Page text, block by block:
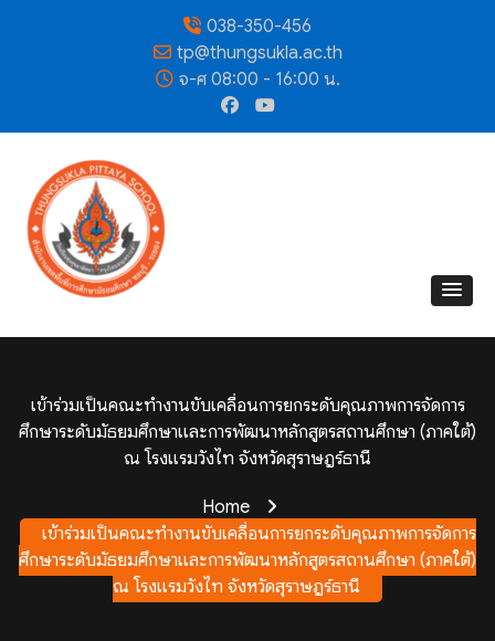
038-350-456
tp@thungsukla.ac.th
จ-ศ 08:00 - 16:00 น.
เข้าร่วมเป็นคณะทำงานขับเคลื่อนการยกระดับคุณภาพการจัดการ
ศึกษาระดับมัธยมศึกษาและการพัฒนาหลักสูตรสถานศึกษา (ภาคใต้)
ณ โรงแรมวังไท จังหวัดสุราษฎร์ธานี
Home
เข้าร่วมเป็นคณะทำงานขับเคลื่อนการยกระดับคุณภาพการจัดการ
ศึกษาระดับมัธยมศึกษาและการพัฒนาหลักสูตรสถานศึกษา (ภาคใต้)
ณ โรงแรมวังไท จังหวัดสุราษฎร์ธานี